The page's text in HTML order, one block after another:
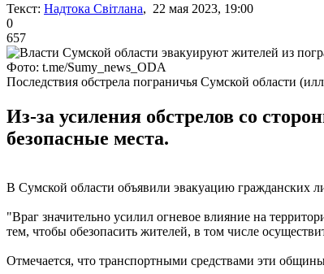
Текст: Надтока Світлана, 22 мая 2023, 19:00
0
657
Фото: t.me/Sumy_news_ODA
Последствия обстрела пограничья Сумской области
Из-за усиления обстрелов со
безопасные места.
В Сумской области объявили эвакуацию гражданских
"Враг значительно усилил огневое влияние на
тем, чтобы обезопасить жителей, в том числе
Отмечается, что транспортными средствами эти